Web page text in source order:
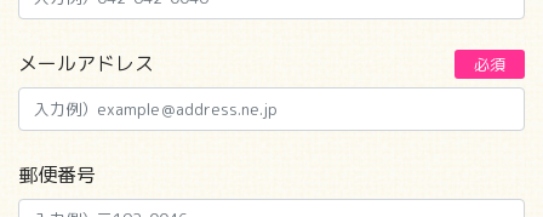
メールアドレス 必須
郵便番号